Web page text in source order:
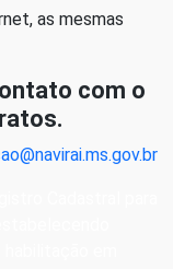
as mesmas
com o